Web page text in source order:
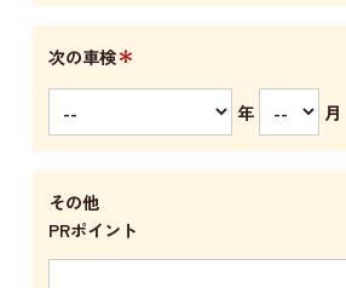
次の車検＊
年 月
その他
PRポイント